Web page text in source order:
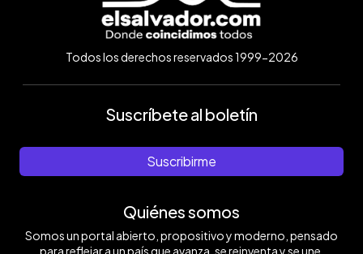
Todos los derechos reservados 1999-2026
Suscríbete al boletín
Suscribirme
Quiénes somos
Somos un portal abierto, propositivo y moderno, pensado
para reflejar a un país que avanza, se reinventa y se une.